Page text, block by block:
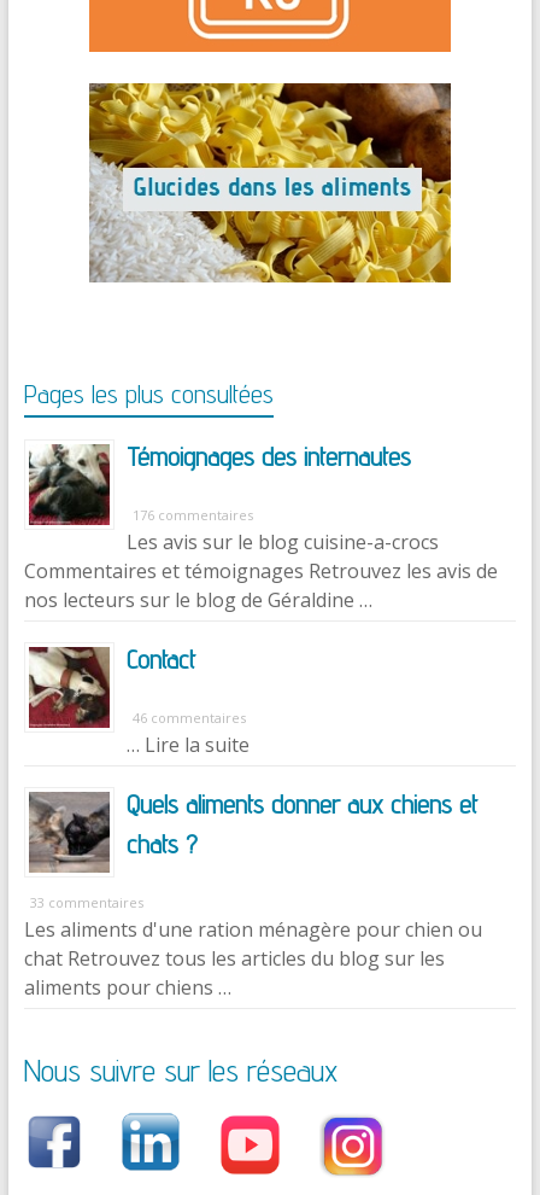
Pages les plus consultées
Témoignages des internautes
176 commentaires
Les avis sur le blog cuisine-a-crocs
Commentaires et témoignages Retrouvez les avis de
nos lecteurs sur le blog de Géraldine …
Contact
46 commentaires
… Lire la suite
Quels aliments donner aux chiens et
chats ?
33 commentaires
Les aliments d'une ration ménagère pour chien ou
chat Retrouvez tous les articles du blog sur les
aliments pour chiens …
Nous suivre sur les réseaux